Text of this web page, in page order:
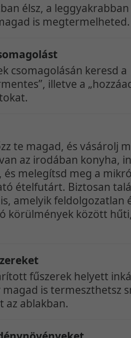
élsz, a
is megtermelheted.
csomagolásán keresd a
illetve a
te magad, és vásárolj
az irodában konyha,
melegítsd meg a
ételfutárt. Biztosan
amelyik feldolgozatlan
körülmények között
fűszerek helyett
is termeszthetsz
az ablakban.